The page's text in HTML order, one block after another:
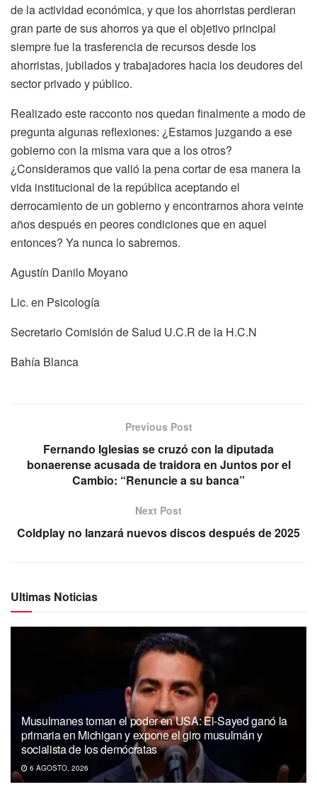
de la actividad económica, y que los ahorristas perdieran
gran parte de sus ahorros ya que el objetivo principal
siempre fue la trasferencia de recursos desde los
ahorristas, jubilados y trabajadores hacia los deudores del
sector privado y público.
Realizado este racconto nos quedan finalmente a modo de
pregunta algunas reflexiones: ¿Estamos juzgando a ese
gobierno con la misma vara que a los otros?
¿Consideramos que valió la pena cortar de esa manera la
vida institucional de la república aceptando el
derrocamiento de un gobierno y encontrarnos ahora veinte
años después en peores condiciones que en aquel
entonces? Ya nunca lo sabremos.
Agustín Danilo Moyano
Lic. en Psicología
Secretario Comisión de Salud U.C.R de la H.C.N
Bahía Blanca
Previous Post
Fernando Iglesias se cruzó con la diputada
bonaerense acusada de traidora en Juntos por el
Cambio: “Renuncie a su banca”
Next Post
Coldplay no lanzará nuevos discos después de 2025
Ultimas Noticias
Musulmanes toman el poder en USA: El-Sayed ganó la
primaria en Michigan y expone el giro musulmán y
socialista de los demócratas
6 AGOSTO, 2026